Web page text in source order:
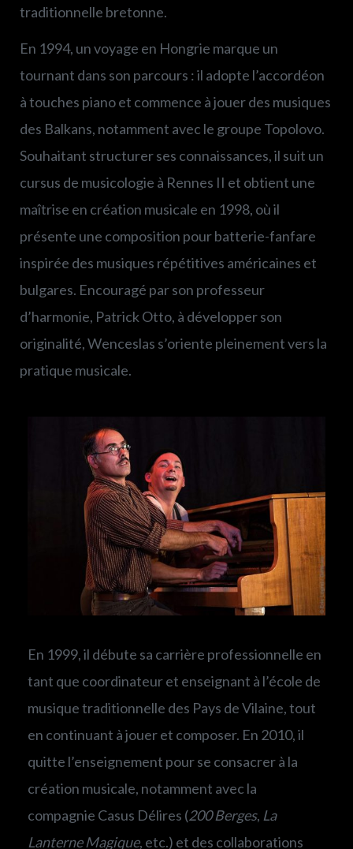
traditionnelle bretonne.
En 1994, un voyage en Hongrie marque un
tournant dans son parcours : il adopte l’accordéon
à touches piano et commence à jouer des musiques
des Balkans, notamment avec le groupe Topolovo.
Souhaitant structurer ses connaissances, il suit un
cursus de musicologie à Rennes II et obtient une
maîtrise en création musicale en 1998, où il
présente une composition pour batterie-fanfare
inspirée des musiques répétitives américaines et
bulgares. Encouragé par son professeur
d’harmonie, Patrick Otto, à développer son
originalité, Wenceslas s’oriente pleinement vers la
pratique musicale.
En 1999, il débute sa carrière professionnelle en
tant que coordinateur et enseignant à l’école de
musique traditionnelle des Pays de Vilaine, tout
en continuant à jouer et composer. En 2010, il
quitte l’enseignement pour se consacrer à la
création musicale, notamment avec la
compagnie Casus Délires (200 Berges, La
Lanterne Magique, etc.) et des collaborations